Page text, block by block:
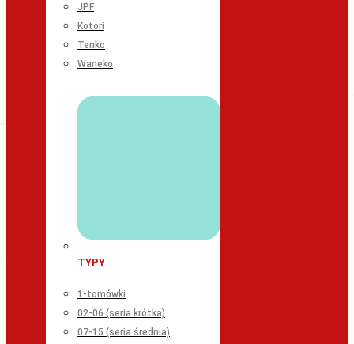
JPF
Kotori
Tenko
Waneko
TYPY
1-tomówki
02-06 (seria krótka)
07-15 (seria średnia)